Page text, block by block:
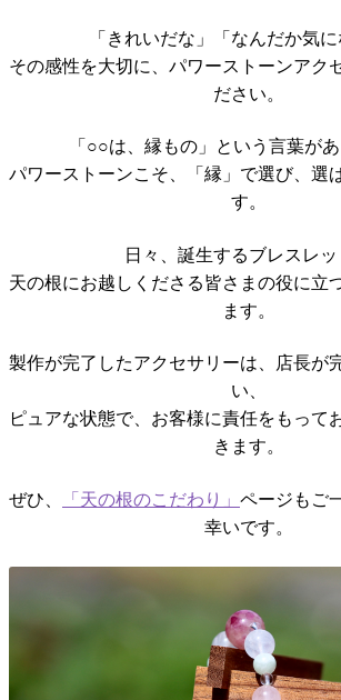
「きれいだな」「なんだか気に
その感性を大切に、パワーストーンアク
ださい。
「○○は、縁もの」という言葉があ
パワーストーンこそ、「縁」で選び、選
す。
日々、誕生するブレスレ
天の根にお越しくださる皆さまの役に立
ます。
製作が完了したアクセサリーは、店長が
い、
ピュアな状態で、お客様に責任をもって
きます。
ぜひ、 「天の根のこだわり」 ページもご
幸いです。